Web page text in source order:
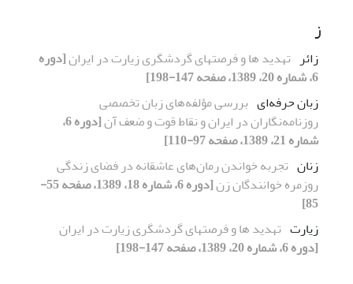
ز
زائر تهدید ها و فرصتهای گردشگری زیارت در ایران[دوره
6، شماره 20، 1389، صفحه 147-198]
زبان حرفه‌ای بررسی مؤلفه‌های زبان تخصصی
روزنامه‌نگاران در ایران و نقاط قوت و ضعف آن
[دوره 6،
شماره 21، 1389، صفحه 97-110]
زنان تجربه خواندن رمان‌های عاشقانه در فضای زندگی
روزمره خوانندگان زن
[دوره 6، شماره 18، 1389، صفحه 55-
85]
زیارت تهدید ها و فرصتهای گردشگری زیارت در ایران
[دوره 6، شماره 20، 1389، صفحه 147-198]